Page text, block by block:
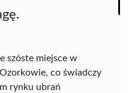
szóste miejsce w
co świadczy
rynku ubrań